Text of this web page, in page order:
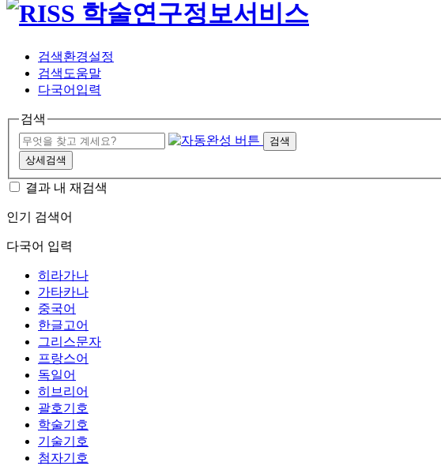
검색환경설정
검색도움말
다국어입력
검색
검색
상세검색
결과 내 재검색
인기 검색어
다국어 입력
히라가나
가타카나
중국어
한글고어
그리스문자
프랑스어
독일어
히브리어
괄호기호
학술기호
기술기호
첨자기호